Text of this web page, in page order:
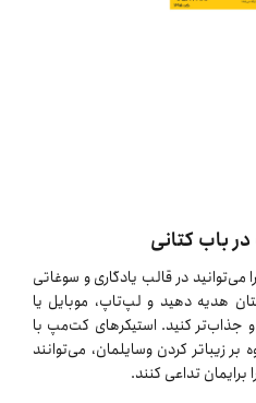
باب کتانی
می‌توانید در قالب یادگاری و سوغاتی
هدیه دهید و لپ‌تاپ، موبایل یا
جذاب‌تر کنید. استیکرهای کت‌مپ با
زیباتر کردن وسایلمان، می‌توانند
تداعی کنند.